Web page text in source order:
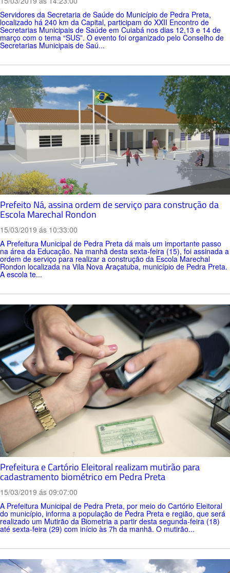
Servidores da Secretaria de Saúde do Município de Pedra Preta,
localizado há 240 km da Capital, participam do XXII Encontro de
Secretarias Municipais de Saúde em Cuiabá nos dias 12,13 e 14 de
março com o tema “SUS”. O evento foi organizado pelo Conselho de
Secretarias Municipais de Saú...
Prefeito Ná, assina ordem de serviço para construção da
Escola Marechal Rondon
15/03/2019 ás 10:33:00
A Prefeitura Municipal de Pedra Preta dá mais um importante passo
na área da Educação. Na manhã desta sexta-feira (15), foi assinada a
ordem de serviço para realizar a construção da Escola Marechal
Rondon localizada na Vila Nova Araçatuba, município de Pedra Preta.
A escola te...
Prefeitura e Cartório Eleitoral realizam mutirão para
cadastramento biométrico em Pedra Preta
15/03/2019 ás 09:07:00
A Prefeitura Municipal de Pedra Preta, por meio do Cartório Eleitoral
do município, informa a população de Pedra Preta e região, que será
realizado um Mutirão da Biometria a partir desta segunda-feira (18)
até sexta-feira (29) com início às 7h da manhã. O mutirão...